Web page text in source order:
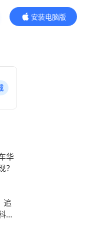
安装电脑版
内容更精彩
华
？
追
技